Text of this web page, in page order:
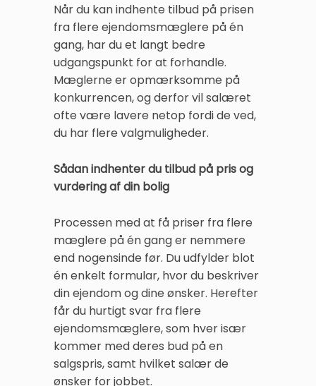
Når du kan indhente tilbud på prisen
fra flere ejendomsmæglere på én
gang, har du et langt bedre
udgangspunkt for at forhandle.
Mæglerne er opmærksomme på
konkurrencen, og derfor vil salæret
ofte være lavere netop fordi de ved,
du har flere valgmuligheder.
Sådan indhenter du tilbud på pris og
vurdering af din bolig
Processen med at få priser fra flere
mæglere på én gang er nemmere
end nogensinde før. Du udfylder blot
én enkelt formular, hvor du beskriver
din ejendom og dine ønsker. Herefter
får du hurtigt svar fra flere
ejendomsmæglere, som hver især
kommer med deres bud på en
salgspris, samt hvilket salær de
ønsker for jobbet.